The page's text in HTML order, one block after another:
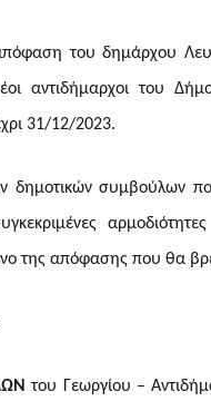
του δημάρχου
αντιδήμαρχοι του
31/12/2023.
δημοτικών συμβούλων
της απόφασης που θα
του Γεωργίου –